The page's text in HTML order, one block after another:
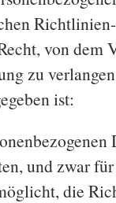
von dem
zu
ist:
und zwar
die